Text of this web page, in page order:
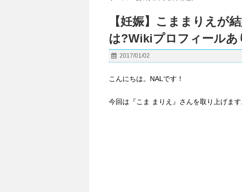
【妊娠】こままりえが
は?Wikiプロフィールあ
2017/01/02
こんにちは。NALです！
今回は『こま まりえ』さんを取り上げます